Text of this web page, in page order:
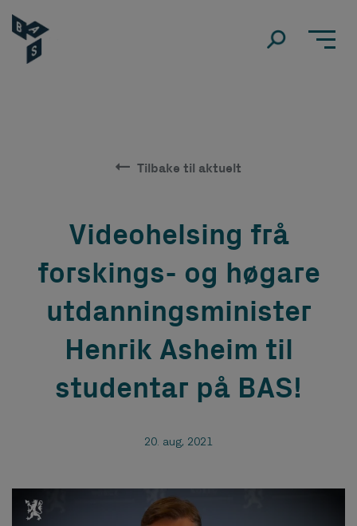
Tilbake til aktuelt
Videohelsing frå
forskings- og høgare
utdanningsminister
Henrik Asheim til
studentar på BAS!
20. aug, 2021